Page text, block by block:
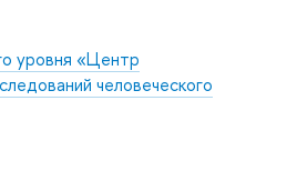
уровня «Центр
человеческого